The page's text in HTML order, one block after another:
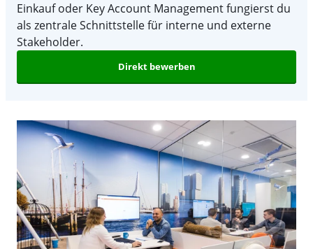
Einkauf oder Key Account Management fungierst du
als zentrale Schnittstelle für interne und externe
Stakeholder.
Direkt bewerben